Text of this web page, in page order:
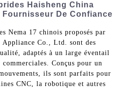
Haisheng China
Fournisseur De Confiance
Nema 17 chinois proposés par
Appliance Co., Ltd. sont des
adaptés à un large éventail
Conçus pour un
ils sont parfaits pour
CNC, la robotique et autres